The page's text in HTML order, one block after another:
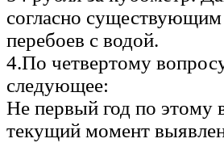
согласно
перебоев с водой.
4.По четвертому
следующее:
Не первый год по этому
текущий момент